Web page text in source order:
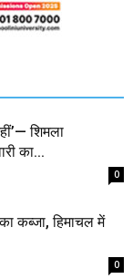
शिमला
का...
0
कब्जा, हिमाचल में
0